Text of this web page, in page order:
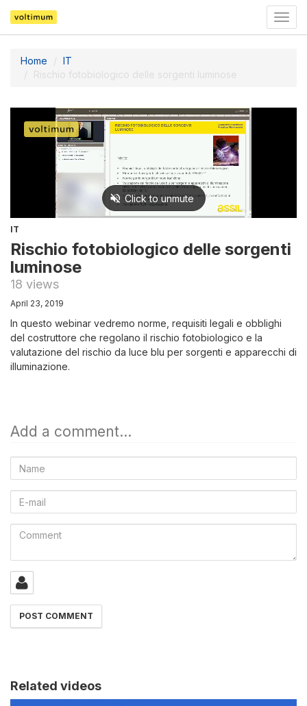
Home
IT
Rischio fotobiologico delle sorgenti luminose
IT
Rischio fotobiologico delle sorgenti
luminose
18 views
April 23, 2019
In questo webinar vedremo norme, requisiti legali e obblighi
del costruttore che regolano il rischio fotobiologico e la
valutazione del rischio da luce blu per sorgenti e apparecchi di
illuminazione.
Add a comment...
Name
E-
mail
Comment
Related videos